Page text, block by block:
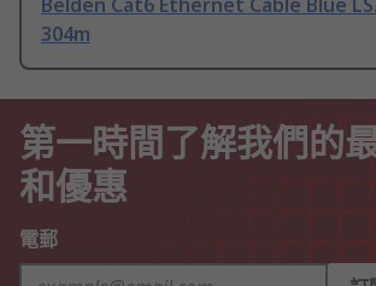
Belden Cat6 Ethernet Cable Blue
304m
第一時間了解我們的
和優惠
電郵